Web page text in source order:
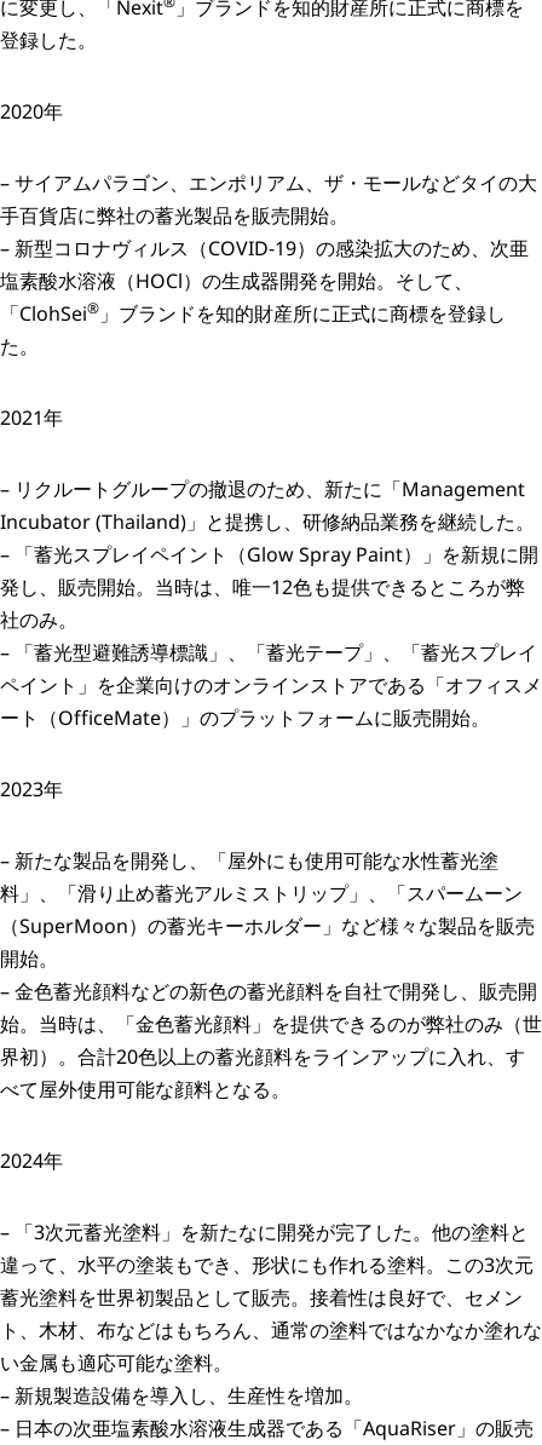
に変更し、「Nexit 」ブランドを知的財産所に正式に商標を
登録した。
2020年
– サイアムパラゴン、エンポリアム、ザ・モールなどタイの大
手百貨店に弊社の蓄光製品を販売開始。
– 新型コロナヴィルス（COVID-19）の感染拡大のため、次亜
塩素酸水溶液（HOCl）の生成器開発を開始。そして、
「ClohSei®」ブランドを知的財産所に正式に商標を登録し
た。
2021年
– リクルートグループの撤退のため、新たに「Management
Incubator (Thailand)」と提携し、研修納品業務を継続した。
– 「蓄光スプレイペイント（Glow Spray Paint）」を新規に開
発し、販売開始。当時は、唯一12色も提供できるところが弊
社のみ。
– 「蓄光型避難誘導標識」、「蓄光テープ」、「蓄光スプレイ
ペイント」を企業向けのオンラインストアである「オフィスメ
ート（OfficeMate）」のプラットフォームに販売開始。
2023年
– 新たな製品を開発し、「屋外にも使用可能な水性蓄光塗
料」、「滑り止め蓄光アルミストリップ」、「スパームーン
（SuperMoon）の蓄光キーホルダー」など様々な製品を販売
開始。
– 金色蓄光顔料などの新色の蓄光顔料を自社で開発し、販売開
始。当時は、「金色蓄光顔料」を提供できるのが弊社のみ（世
界初）。合計20色以上の蓄光顔料をラインアップに入れ、す
べて屋外使用可能な顔料となる。
2024年
– 「3次元蓄光塗料」を新たなに開発が完了した。他の塗料と
違って、水平の塗装もでき、形状にも作れる塗料。この3次元
蓄光塗料を世界初製品として販売。接着性は良好で、セメン
ト、木材、布などはもちろん、通常の塗料ではなかなか塗れな
い金属も適応可能な塗料。
– 新規製造設備を導入し、生産性を増加。
– 日本の次亜塩素酸水溶液生成器である「AquaRiser」の販売